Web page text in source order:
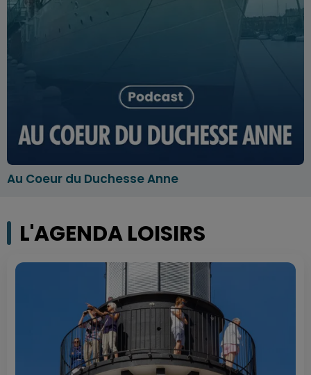
Au Coeur du Duchesse Anne
L'AGENDA LOISIRS